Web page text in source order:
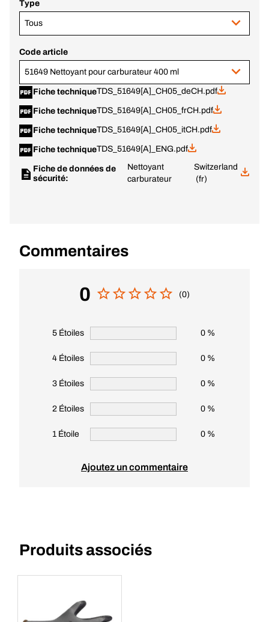
Type
Tous
Code article
51649 Nettoyant pour carburateur 400 ml
Fiche techniqueTDS_51649[A]_CH05_deCH.pdf
Fiche techniqueTDS_51649[A]_CH05_frCH.pdf
Fiche techniqueTDS_51649[A]_CH05_itCH.pdf
Fiche techniqueTDS_51649[A]_ENG.pdf
Fiche de données de
sécurité:
Nettoyant
carburateur
Switzerland
(fr)
Commentaires
0 (0)
5 Étoiles 0 %
4 Étoiles 0 %
3 Étoiles 0 %
2 Étoiles 0 %
1 Étoile 0 %
Ajoutez un commentaire
Produits associés